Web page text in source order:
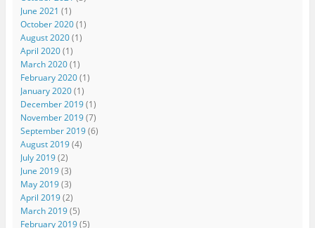
June 2021 (1)
October 2020(1)
August 2020(1)
April 2020(1)
March 2020(1)
February 2020(1)
January 2020(1)
December 2019(1)
November 2019(7)
September 2019(6)
August 2019(4)
July 2019(2)
June 2019(3)
May 2019(3)
April 2019(2)
March 2019(5)
February 2019(5)